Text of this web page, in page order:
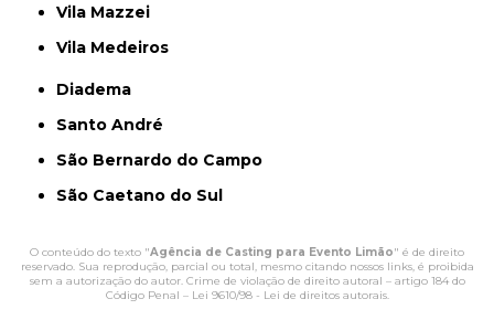
Vila Mazzei
Vila Medeiros
Diadema
Santo André
São Bernardo do Campo
São Caetano do Sul
O conteúdo do texto "Agência de Casting para Evento Limão" é de direito
reservado. Sua reprodução, parcial ou total, mesmo citando nossos links, é proibida
sem a autorização do autor. Crime de violação de direito autoral – artigo 184 do
Código Penal – Lei 9610/98 - Lei de direitos autorais.